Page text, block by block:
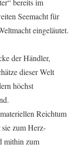
bereits im
Seemacht für
eingeläutet.
der Händler,
dieser Welt
höchst
Reichtum
zum Herz-
mithin zum